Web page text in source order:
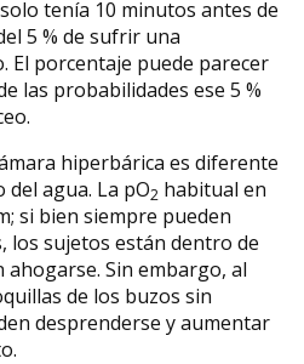
tenía 10 minutos antes de
5 % de sufrir una
El porcentaje puede parecer
las probabilidades ese 5 %
hiperbárica es diferente
agua. La pO2 habitual en
si bien siempre pueden
los sujetos están dentro de
ahogarse. Sin embargo, al
de los buzos sin
desprenderse y aumentar